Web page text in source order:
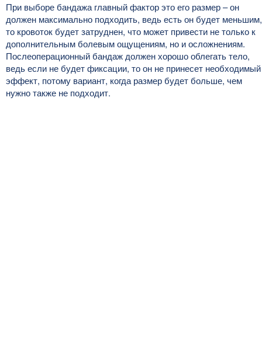
При выборе бандажа главный фактор это его размер – он
должен максимально подходить, ведь есть он будет меньшим,
то кровоток будет затруднен, что может привести не только к
дополнительным болевым ощущениям, но и осложнениям.
Послеоперационный бандаж должен хорошо облегать тело,
ведь если не будет фиксации, то он не принесет необходимый
эффект, потому вариант, когда размер будет больше, чем
нужно также не подходит.